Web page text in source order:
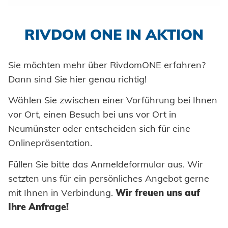
Achsenklemmen
Hülsen
Industrieniete
Prozessüberwachung
Verarbeitung Einpresselemente
SYSTEME
Hochfest - Das System
PCF-System
HONSEL
HONSEL WELTWEIT
zur Übersicht
Honsel Umformtechnik
HONSEL-GRUPPE
KOMPETENZ
RIVDOM ONE IN AKTION
Sie möchten mehr über RivdomONE erfahren?
Dann sind Sie hier genau richtig!
Wählen Sie zwischen einer Vorführung bei Ihnen
vor Ort, einen Besuch bei uns vor Ort in
Neumünster oder entscheiden sich für eine
Onlinepräsentation.
Füllen Sie bitte das Anmeldeformular aus. Wir
setzten uns für ein persönliches Angebot gerne
mit Ihnen in Verbindung. Wir freuen uns auf
Ihre Anfrage!